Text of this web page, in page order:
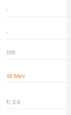
-
-
OIS
50 Mpx
f/ 2.0